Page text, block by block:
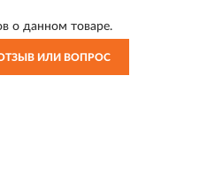
о данном товаре.
ИЛИ ВОПРОС